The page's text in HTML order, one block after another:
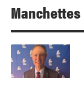
Manchettes